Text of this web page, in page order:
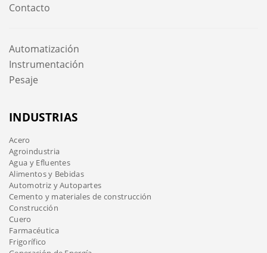
Contacto
Automatización
Instrumentación
Pesaje
INDUSTRIAS
Acero
Agroindustria
Agua y Efluentes
Alimentos y Bebidas
Automotriz y Autopartes
Cemento y materiales de construcción
Construcción
Cuero
Farmacéutica
Frigorífico